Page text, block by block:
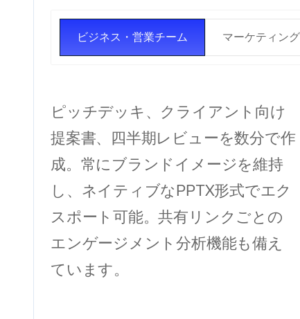
ビジネス・営業チーム マーケティン
ピッチデッキ、クライアント向け
提案書、四半期レビューを数分で作
成。常にブランドイメージを維持
し、ネイティブなPPTX形式でエク
スポート可能。共有リンクごとの
エンゲージメント分析機能も備え
ています。